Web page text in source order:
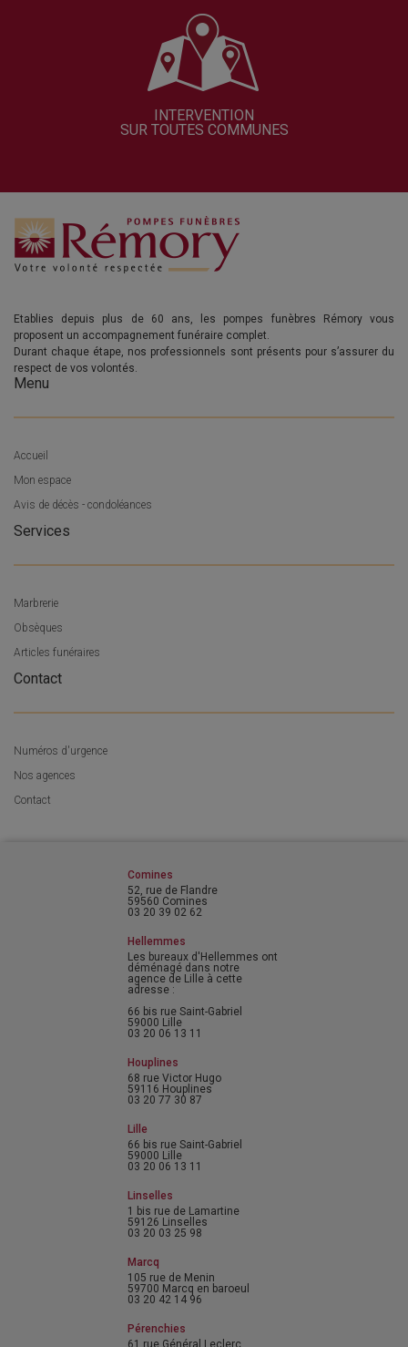
INTERVENTION
SUR TOUTES COMMUNES
Etablies depuis plus de 60 ans, les pompes funèbres Rémory vous
proposent un accompagnement funéraire complet.
Durant chaque étape, nos professionnels sont présents pour s’assurer du
respect de vos volontés.
Menu
Accueil
Mon espace
Avis de décès - condoléances
Services
Marbrerie
Obsèques
Articles funéraires
Contact
Numéros d'urgence
Nos agences
Contact
Comines
52, rue de Flandre
59560 Comines
03 20 39 02 62
Hellemmes
Les bureaux d'Hellemmes ont
déménagé dans notre
agence de Lille à cette
adresse :
66 bis rue Saint-Gabriel
59000 Lille
03 20 06 13 11
Houplines
68 rue Victor Hugo
59116 Houplines
03 20 77 30 87
Lille
66 bis rue Saint-Gabriel
59000 Lille
03 20 06 13 11
Linselles
1 bis rue de Lamartine
59126 Linselles
03 20 03 25 98
Marcq
105 rue de Menin
59700 Marcq en baroeul
03 20 42 14 96
Pérenchies